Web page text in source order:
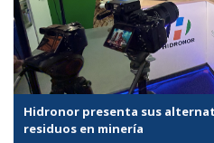
Hidronor presenta sus
residuos en minería